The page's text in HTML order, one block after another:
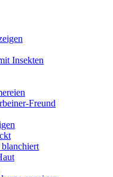
Insekten
Freund
blanchiert